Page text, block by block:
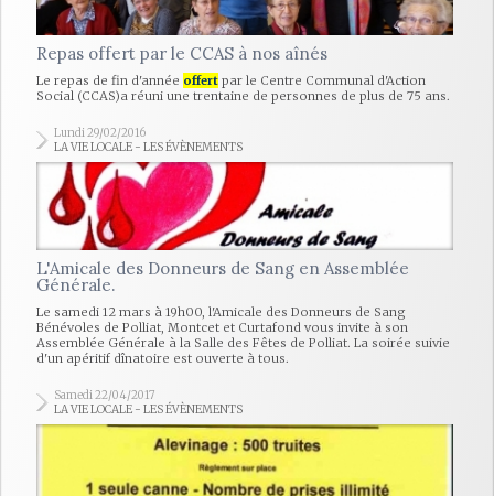
Repas offert par le CCAS à nos aînés
Le repas de fin d'année offert par le Centre Communal d'Action
Social (CCAS)a réuni une trentaine de personnes de plus de 75 ans.
Lundi 29/02/2016
LA VIE LOCALE - LES ÉVÈNEMENTS
L'Amicale des Donneurs de Sang en Assemblée
Générale.
Le samedi 12 mars à 19h00, l'Amicale des Donneurs de Sang
Bénévoles de Polliat, Montcet et Curtafond vous invite à son
Assemblée Générale à la Salle des Fêtes de Polliat. La soirée suivie
d'un apéritif dînatoire est ouverte à tous.
Samedi 22/04/2017
LA VIE LOCALE - LES ÉVÈNEMENTS